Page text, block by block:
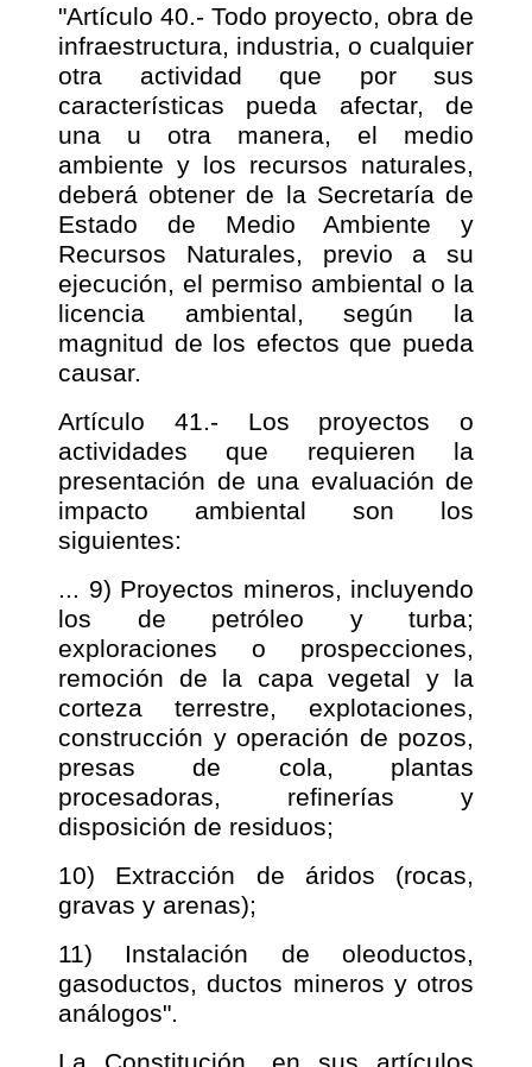
"Artículo 40.- Todo proyecto, obra de
infraestructura, industria, o cualquier
otra actividad que por sus
características pueda afectar, de
una u otra manera, el medio
ambiente y los recursos naturales,
deberá obtener de la Secretaría de
Estado de Medio Ambiente y
Recursos Naturales, previo a su
ejecución, el permiso ambiental o la
licencia ambiental, según la
magnitud de los efectos que pueda
causar.
Artículo 41.- Los proyectos o
actividades que requieren la
presentación de una evaluación de
impacto ambiental son los
siguientes:
... 9) Proyectos mineros, incluyendo
los de petróleo y turba;
exploraciones o prospecciones,
remoción de la capa vegetal y la
corteza terrestre, explotaciones,
construcción y operación de pozos,
presas de cola, plantas
procesadoras, refinerías y
disposición de residuos;
10) Extracción de áridos (rocas,
gravas y arenas);
11) Instalación de oleoductos,
gasoductos, ductos mineros y otros
análogos".